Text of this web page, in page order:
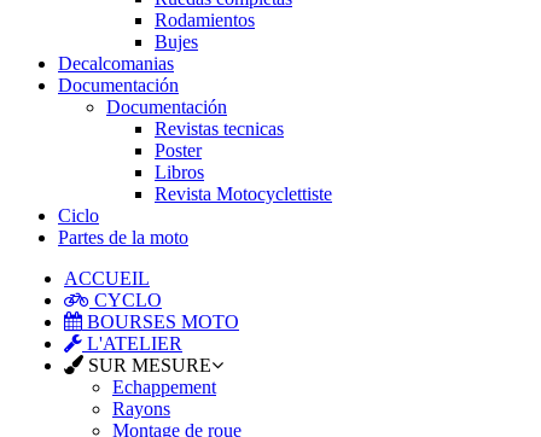
Rodamientos
Bujes
Decalcomanias
Documentación
Documentación
Revistas tecnicas
Poster
Libros
Revista Motocyclettiste
Ciclo
Partes de la moto
ACCUEIL
CYCLO
BOURSES MOTO
L'ATELIER
SUR MESURE
Echappement
Rayons
Montage de roue